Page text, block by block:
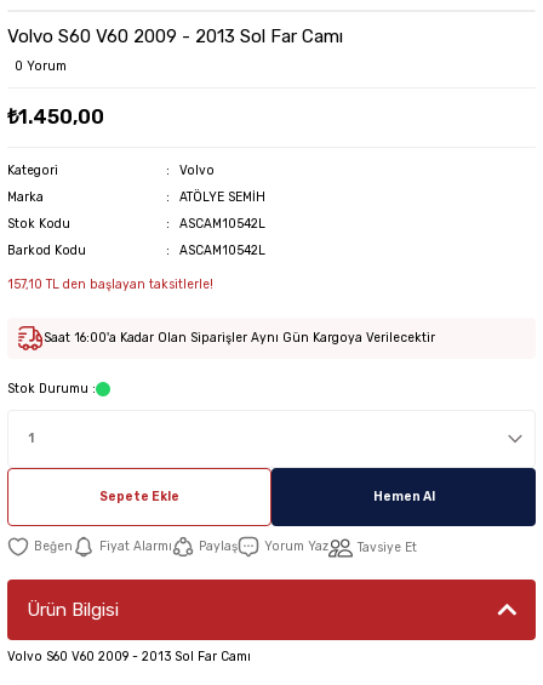
Volvo S60 V60 2009 - 2013 Sol Far Camı
0 Yorum
₺1.450,00
Kategori
Volvo
Marka
ATÖLYE SEMİH
Stok Kodu
ASCAM10542L
Barkod Kodu
ASCAM10542L
157,10 TL den başlayan taksitlerle!
Saat 16:00'a Kadar Olan Siparişler Aynı Gün Kargoya Verilecektir
Stok Durumu :
Sepete Ekle Hemen Al
Fiyat Alarmı Paylaş Yorum Yaz Tavsiye Et
Ürün Bilgisi
Volvo S60 V60 2009 - 2013 Sol Far Camı